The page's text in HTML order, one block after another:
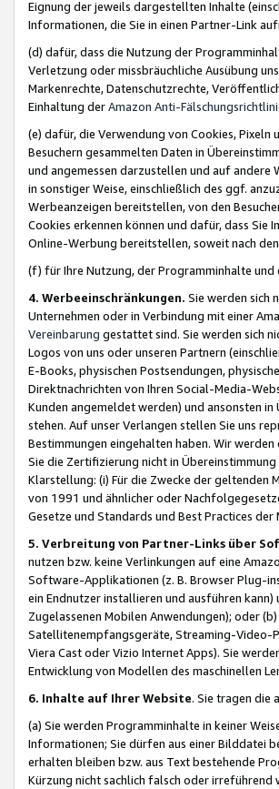
Eignung der jeweils dargestellten Inhalte
Informationen, die Sie in einen Partner-Link
(d) dafür, dass die Nutzung der
Verletzung oder missbräuchliche Ausübung
Markenrechte, Datenschutzrechte,
Einhaltung derAmazon Anti-
(e) dafür, die Verwendung von Cookies, Pixeln
Besuchern gesammelten Daten in
und angemessen darzustellen und auf
in sonstiger Weise, einschließlich des ggf.
Werbeanzeigen bereitstellen, von den
Cookies erkennen können und dafür, dass
Online-Werbung bereitstellen, soweit nach
(f) für Ihre Nutzung, der Programminhalte
4. Werbeeinschränkungen. Sie werden sich
Unternehmen oder in Verbindung mit einer
Vereinbarung gestattet sind. Sie werden sich
Logos von uns oder unseren Partnern
E-Books, physischen Postsendungen,
Direktnachrichten von Ihren Social-Media-
Kunden angemeldet werden) und ansonsten
stehen. Auf unser Verlangen stellen Sie uns
Bestimmungen eingehalten haben. Wir
Sie die Zertifizierung nicht in
Klarstellung: (i) Für die Zwecke der geltenden
von 1991 und ähnlicher oder
Gesetze und Standards und Best Practices
5. Verbreitung von Partner-Links über
nutzen bzw. keine Verlinkungen auf eine
Software-Applikationen (z. B. Browser Plug-
ein Endnutzer installieren und ausführen
Zugelassenen Mobilen Anwendungen); oder
Satellitenempfangsgeräte, Streaming-Video-
Viera Cast oder Vizio Internet Apps). Sie
Entwicklung von Modellen des maschinellen
6. Inhalte auf Ihrer Website. Sie tragen die
(a) Sie werden Programminhalte in keiner
Informationen; Sie dürfen aus einer Bilddatei
erhalten bleiben bzw. aus Text bestehende
Kürzung nicht sachlich falsch oder irreführend